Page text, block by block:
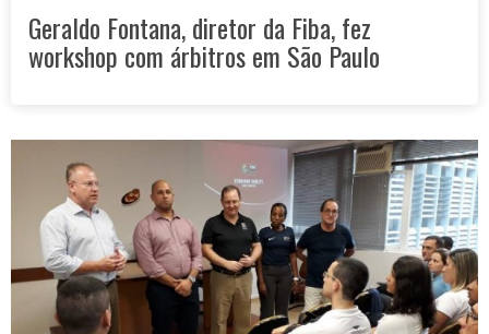
Geraldo Fontana, diretor da Fiba, fez
workshop com árbitros em São Paulo